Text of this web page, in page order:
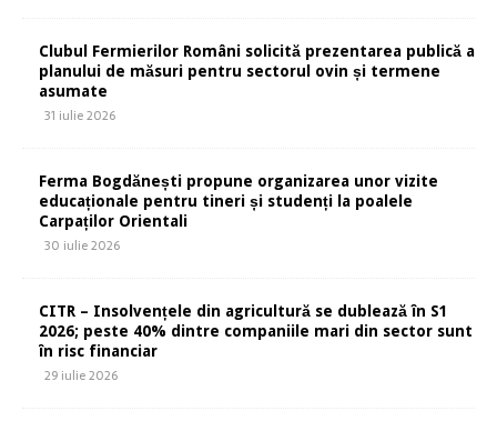
Clubul Fermierilor Români solicită prezentarea publică a
planului de măsuri pentru sectorul ovin și termene
asumate
31 iulie 2026
Ferma Bogdănești propune organizarea unor vizite
educaționale pentru tineri și studenți la poalele
Carpaților Orientali
30 iulie 2026
CITR – Insolvențele din agricultură se dublează în S1
2026; peste 40% dintre companiile mari din sector sunt
în risc financiar
29 iulie 2026